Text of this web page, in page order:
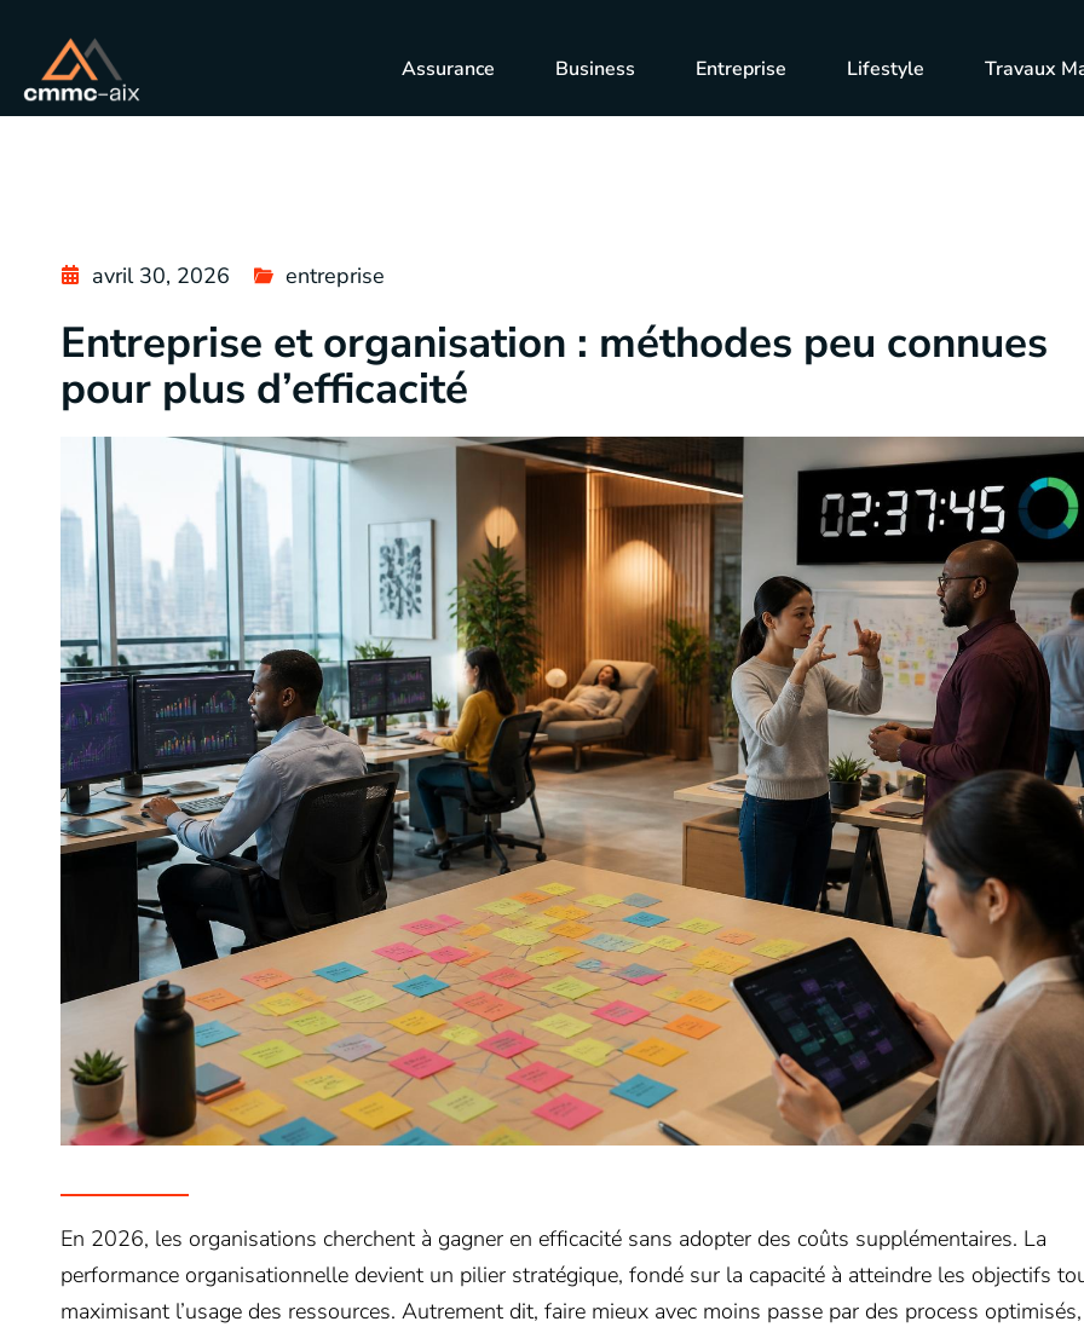
Assurance Business Entreprise Lifestyle Travaux
avril 30, 2026 entreprise
Entreprise et organisation : méthodes peu connues
pour plus d’efficacité
En 2026, les organisations cherchent à gagner en efficacité sans adopter des coûts supplémentaires. La
performance organisationnelle devient un pilier stratégique, fondé sur la capacité à atteindre les objectifs
maximisant l’usage des ressources. Autrement dit, faire mieux avec moins passe par des process optimisés,